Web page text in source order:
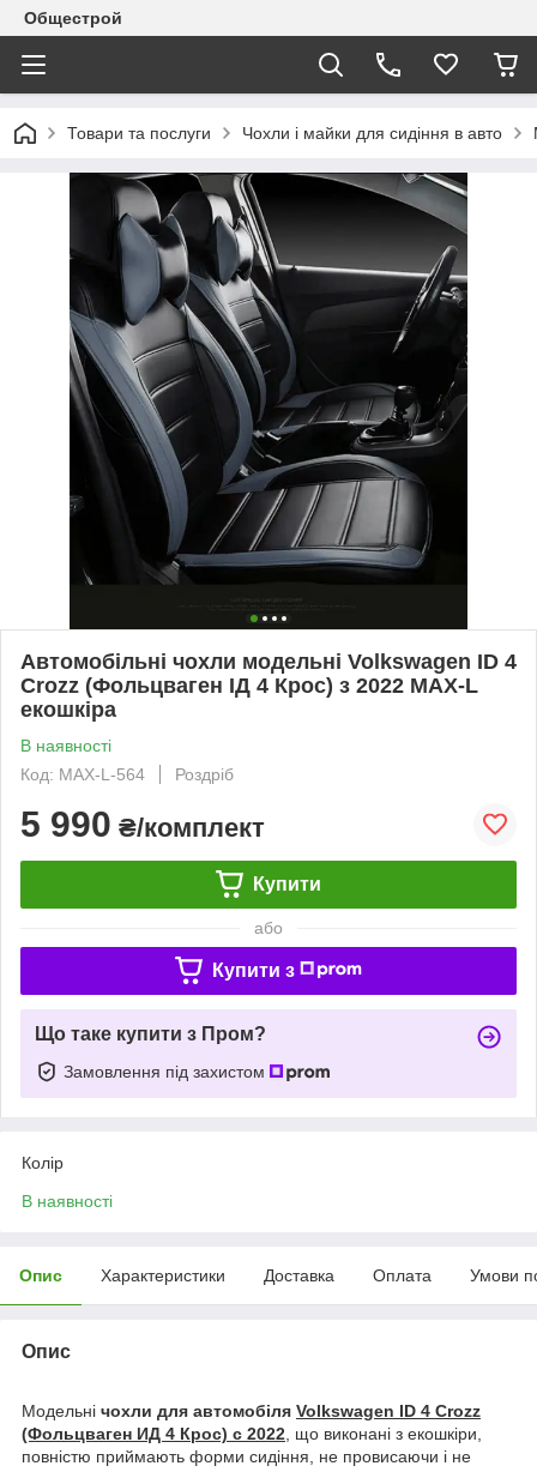
Общестрой
Товари та послуги Чохли і майки для сидіння в авто
Автомобільні чохли модельні Volkswagen ID 4
Crozz (Фольцваген ІД 4 Крос) з 2022 MAX-L
екошкіра
В наявності
Код: MAX-L-564
Роздріб
5 990 ₴/комплект
Купити
або
Купити з
Що таке купити з Пром?
Замовлення під захистом
Колір
В наявності
Опис Характеристики Доставка Оплата Умови
Опис
Модельні чохли для автомобіля Volkswagen ID 4 Crozz
(Фольцваген ИД 4 Крос) с 2022, що виконані з екошкіри,
повністю приймають форми сидіння, не провисаючи і не